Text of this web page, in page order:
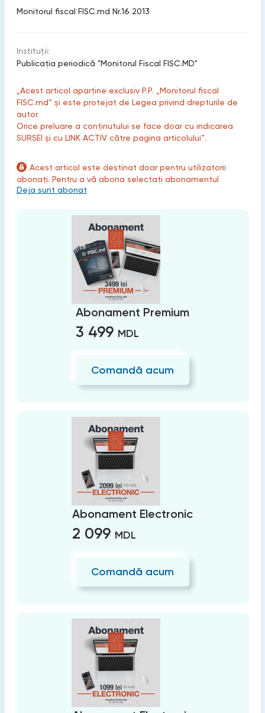
Monitorul fiscal FISC.md Nr.16 2013
Instituții:
Publicaţia periodică "Monitorul Fiscal FISC.MD"
„Acest articol aparține exclusiv P.P. „Monitorul fiscal
FISC.md” și este protejat de Legea privind drepturile de
autor.
Orice preluare a conținutului se face doar cu indicarea
SURSEI și cu LINK ACTIV către pagina articolului”.
Acest articol este destinat doar pentru utilizatorii
abonați. Pentru a vă abona selectați abonamentul
Deja sunt abonat
Abonament Premium
3 499 MDL
Comandă acum
Abonament Electronic
2 099 MDL
Comandă acum